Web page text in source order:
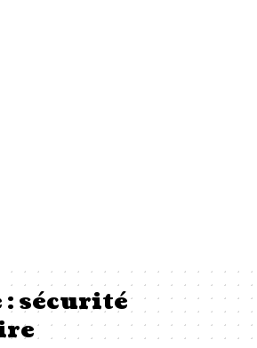
sécurité